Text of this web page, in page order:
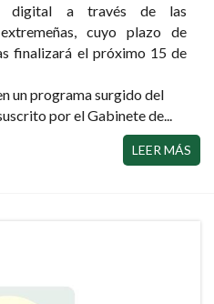
digital a través de las
cuyo plazo de
finalizará el próximo 15 de
un programa surgido del
por el Gabinete de...
LEER MÁS